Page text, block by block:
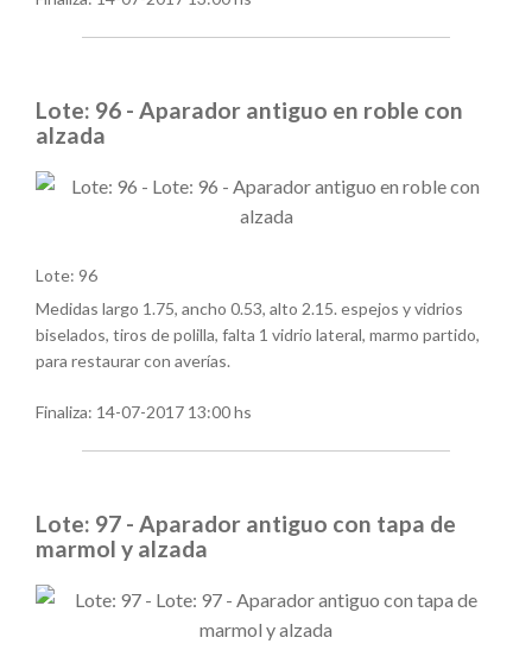
Lote: 96 - Aparador antiguo en roble con
alzada
Lote: 96
Medidas largo 1.75, ancho 0.53, alto 2.15. espejos y vidrios
biselados, tiros de polilla, falta 1 vidrio lateral, marmo partido,
para restaurar con averías.
Finaliza: 14-07-2017 13:00 hs
Lote: 97 - Aparador antiguo con tapa de
marmol y alzada